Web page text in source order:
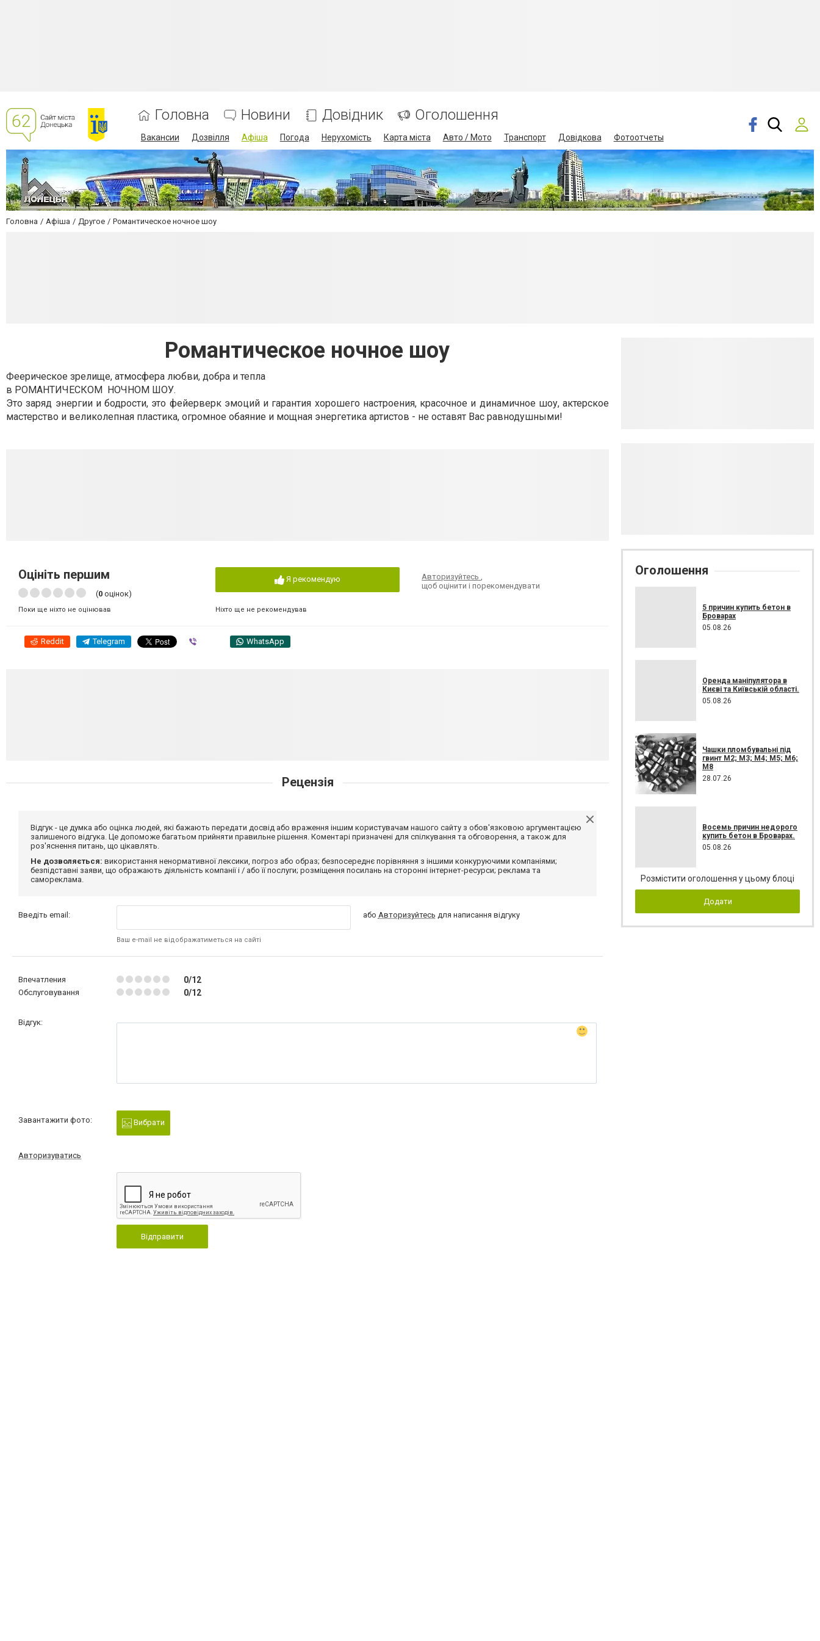
Головна Новини Довідник Оголошення
Вакансии Дозвілля Афіша Погода Нерухомість Карта міста Авто / Мото Транспорт Довідкова Фотоотчеты
Головна Афіша Другое Романтическое ночное шоу
Романтическое ночное шоу
Феерическое зрелище, атмосфера любви, добра и тепла
в РОМАНТИЧЕСКОМ НОЧНОМ ШОУ.
Это заряд энергии и бодрости, это фейерверк эмоций и гарантия хорошего настроения, красочное и динамичное шоу, актерское
мастерство и великолепная пластика, огромное обаяние и мощная энергетика артистов - не оставят Вас равнодушными!
Оцініть першим
(0 оцінок)
Поки ще ніхто не оцінював
Я рекомендую
Ніхто ще не рекомендував
Авторизуйтесь,
щоб оцінити і порекомендувати
Reddit Telegram WhatsApp
Рецензія
Відгук - це думка або оцінка людей, які бажають передати досвід або враження іншим користувачам нашого сайту з обов'язковою аргументацією
залишеного відгука. Це допоможе багатьом прийняти правильне рішення. Коментарі призначені для спілкування та обговорення, а також для
роз'яснення питань, що цікавлять.
Не дозволяється: використання ненормативної лексики, погроз або образ; безпосереднє порівняння з іншими конкуруючими компаніями;
безпідставні заяви, що ображають діяльність компанії і / або її послуги; розміщення посилань на сторонні інтернет-ресурси; реклама та
самореклама.
Введіть email:
Ваш e-mail не відображатиметься на сайті
або Авторизуйтесь для написання відгуку
Впечатления 0/12
Обслуговування 0/12
Відгук:
Завантажити фото: Вибрати
Авторизуватись
Відправити
Оголошення
5 причин купить бетон в
Броварах
05.08.26
Оренда маніпулятора в
Києві та Київській області.
05.08.26
Чашки пломбувальні під
гвинт М2; М3; М4; М5; М6;
М8
28.07.26
Восемь причин недорого
купить бетон в Броварах.
05.08.26
Розмістити оголошення у цьому блоці
Додати